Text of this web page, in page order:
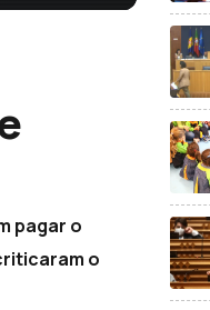
pagar o
o